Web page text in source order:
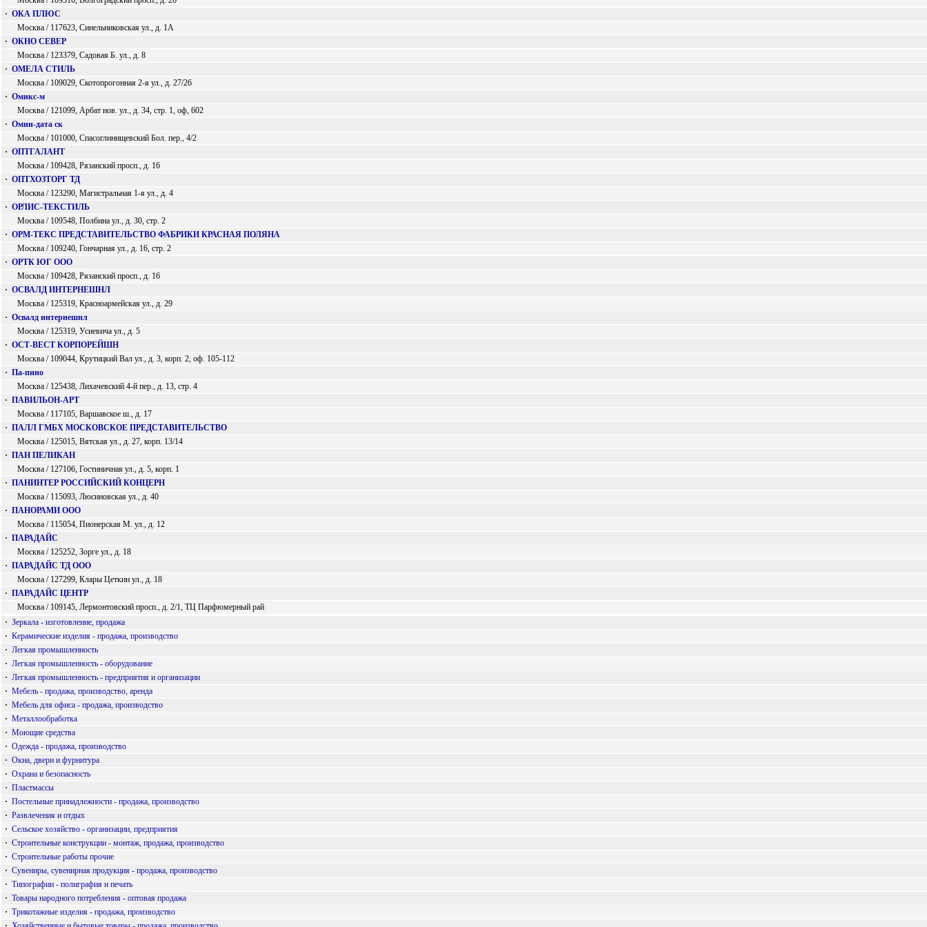
· ОКА ПЛЮС
Москва / 117623, Синельниковская ул., д. 1А
· ОКНО СЕВЕР
Москва / 123379, Садовая Б. ул., д. 8
· ОМЕЛА СТИЛЬ
Москва / 109029, Скотопрогонная 2-я ул., д. 27/26
· Омикс-м
Москва / 121099, Арбат нов. ул., д. 34, стр. 1, оф, 602
· Омни-дата ск
Москва / 101000, Спасоглинищевский Бол. пер., 4/2
· ОПТГАЛАНТ
Москва / 109428, Рязанский просп., д. 16
· ОПТХОЗТОРГ ТД
Москва / 123290, Магистральная 1-я ул., д. 4
· ОРЛИС-ТЕКСТИЛЬ
Москва / 109548, Полбина ул., д. 30, стр. 2
· ОРМ-ТЕКС ПРЕДСТАВИТЕЛЬСТВО ФАБРИКИ КРАСНАЯ ПОЛЯНА
Москва / 109240, Гончарная ул., д. 16, стр. 2
· ОРТК ЮГ ООО
Москва / 109428, Рязанский просп., д. 16
· ОСВАЛД ИНТЕРНЕШНЛ
Москва / 125319, Красноармейская ул., д. 29
· Освалд интернешнл
Москва / 125319, Усиевича ул., д. 5
· ОСТ-ВЕСТ КОРПОРЕЙШН
Москва / 109044, Крутицкий Вал ул., д. 3, корп. 2, оф. 105-112
· Па-пино
Москва / 125438, Лихачевский 4-й пер., д. 13, стр. 4
· ПАВИЛЬОН-АРТ
Москва / 117105, Варшавское ш., д. 17
· ПАЛЛ ГМБХ МОСКОВСКОЕ ПРЕДСТАВИТЕЛЬСТВО
Москва / 125015, Вятская ул., д. 27, корп. 13/14
· ПАН ПЕЛИКАН
Москва / 127106, Гостиничная ул., д. 5, корп. 1
· ПАНИНТЕР РОССИЙСКИЙ КОНЦЕРН
Москва / 115093, Люсиновская ул., д. 40
· ПАНОРАМИ ООО
Москва / 115054, Пионерская М. ул., д. 12
· ПАРАДАЙС
Москва / 125252, Зорге ул., д. 18
· ПАРАДАЙС ТД ООО
Москва / 127299, Клары Цеткин ул., д. 18
· ПАРАДАЙС ЦЕНТР
Москва / 109145, Лермонтовский просп., д. 2/1, ТЦ Парфюмерный рай
· Зеркала - изготовление, продажа
· Керамические изделия - продажа, производство
· Легкая промышленность
· Легкая промышленность - оборудование
· Легкая промышленность - предприятия и организации
· Мебель - продажа, производство, аренда
· Мебель для офиса - продажа, производство
· Металлообработка
· Моющие средства
· Одежда - продажа, производство
· Окна, двери и фурнитура
· Охрана и безопасность
· Пластмассы
· Постельные принадлежности - продажа, производство
· Развлечения и отдых
· Сельское хозяйство - организации, предприятия
· Строительные конструкции - монтаж, продажа, производство
· Строительные работы прочие
· Сувениры, сувенирная продукция - продажа, производство
· Типографии - полиграфия и печать
· Товары народного потребления - оптовая продажа
· Трикотажные изделия - продажа, производство